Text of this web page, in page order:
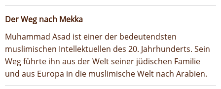
Der Weg nach Mekka
Muhammad Asad ist einer der bedeutendsten
muslimischen Intellektuellen des 20. Jahrhunderts. Sein
Weg führte ihn aus der Welt seiner jüdischen Familie
und aus Europa in die muslimische Welt nach Arabien.